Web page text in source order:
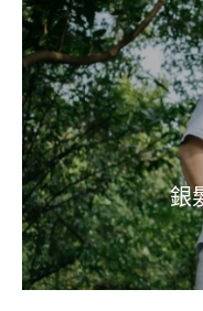
銀